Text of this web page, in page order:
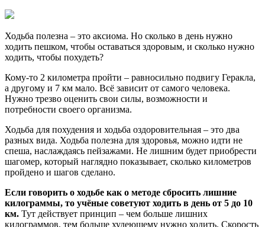
Ходьба полезна – это аксиома. Но сколько в день нужно
ходить пешком, чтобы оставаться здоровым, и сколько нужно
ходить, чтобы похудеть?
Кому-то 2 километра пройти – равносильно подвигу Геракла,
а другому и 7 км мало. Всё зависит от самого человека.
Нужно трезво оценить свои силы, возможности и
потребности своего организма.
Ходьба для похудения и ходьба оздоровительная – это два
разных вида. Ходьба полезна для здоровья, можно идти не
спеша, наслаждаясь пейзажами. Не лишним будет приобрести
шагомер, который наглядно показывает, сколько километров
пройдено и шагов сделано.
Если говорить о ходьбе как о методе сбросить лишние
килограммы, то учёные советуют ходить в день от 5 до 10
км. Тут действует принцип – чем больше лишних
килограммов, тем больше худеющему нужно ходить. Скорость